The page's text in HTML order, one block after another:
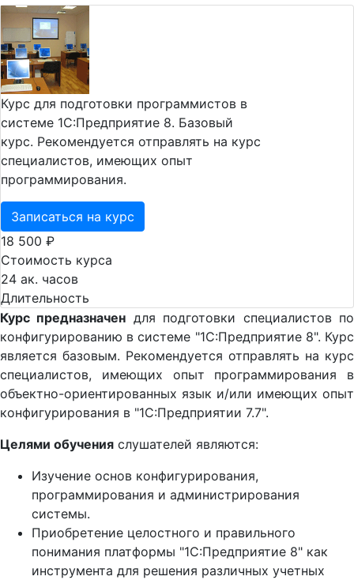
Курс для подготовки программистов в
системе 1С:Предприятие 8. Базовый
курс. Рекомендуется отправлять на курс
специалистов, имеющих опыт
программирования.
Записаться на курс
18 500 ₽
Стоимость курса
24 ак. часов
Длительность
Курс предназначен для подготовки специалистов по
конфигурированию в системе "1С:Предприятие 8". Курс
является базовым. Рекомендуется отправлять на курс
специалистов, имеющих опыт программирования в
объектно-ориентированных язык и/или имеющих опыт
конфигурирования в "1С:Предприятии 7.7".
Целями обучения слушателей являются:
Изучение основ конфигурирования,
программирования и администрирования
системы.
Приобретение целостного и правильного
понимания платформы "1С:Предприятие 8" как
инструмента для решения различных учетных